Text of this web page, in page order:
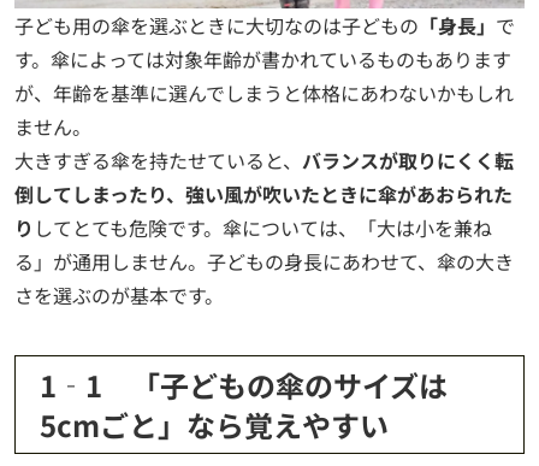
子ども用の傘を選ぶときに大切なのは子どもの 「身長」 で
す。傘によっては対象年齢が書かれているものもあります
が、年齢を基準に選んでしまうと体格にあわないかもしれ
ません。
大きすぎる傘を持たせていると、 バランスが取りにくく転
倒してしまったり、強い風が吹いたときに傘があおられた
り してとても危険です。傘については、「大は小を兼ね
る」が通用しません。子どもの身長にあわせて、傘の大き
さを選ぶのが基本です。
1‐1 「子どもの傘のサイズは
5cmごと」なら覚えやすい